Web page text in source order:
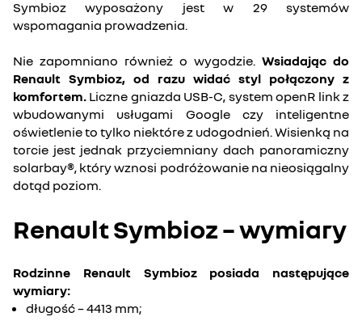
Symbioz wyposażony jest w 29 systemów
wspomagania prowadzenia.
Nie zapomniano również o wygodzie. Wsiadając do
Renault Symbioz, od razu widać styl połączony z
komfortem. Liczne gniazda USB-C, system openR link z
wbudowanymi usługami Google czy inteligentne
oświetlenie to tylko niektóre z udogodnień. Wisienką na
torcie jest jednak przyciemniany dach panoramiczny
solarbay®, który wznosi podróżowanie na nieosiągalny
dotąd poziom.
Renault Symbioz – wymiary
Rodzinne Renault Symbioz posiada następujące
wymiary:
długość – 4413 mm;